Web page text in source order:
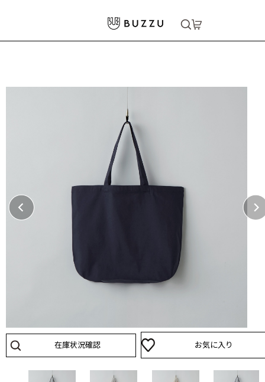
トートバッグ
8oz レギュラーキャンバストートバッグ（L)
在庫状況確認 お気に入り